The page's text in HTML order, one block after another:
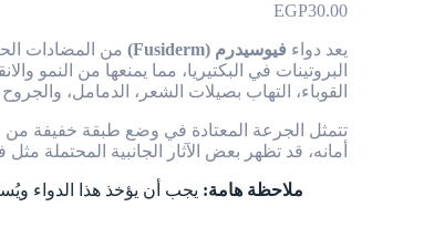
EGP30.00
يعد دواء فيوسيدرم (Fusiderm) من المضادات
البروتينات في البكتيريا، مما يمنعها من النمو
القوباء، التهاب بصيلات الشعر، الدمامل،
أمانه، قد تظهر بعض الآثار الجانبية المحتملة
ملاحظة هامة: يجب أن يؤخذ هذا الدواء